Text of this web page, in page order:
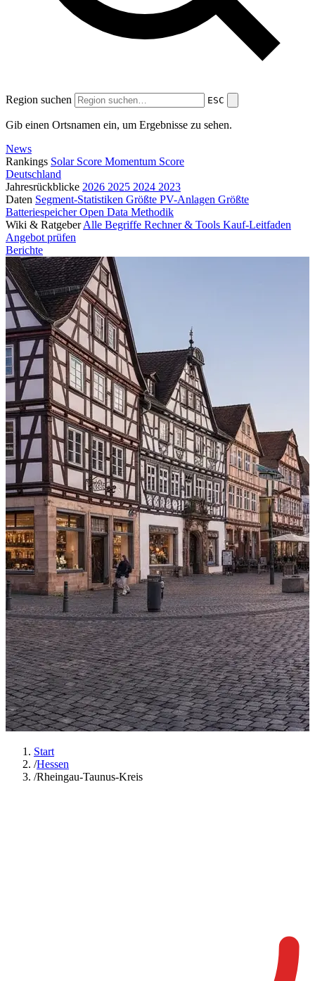
Region suchen ESC
Gib einen Ortsnamen ein, um Ergebnisse zu sehen.
News
Rankings Solar Score Momentum Score
Deutschland
Jahresrückblicke 2026 2025 2024 2023
Daten Segment-Statistiken Größte PV-Anlagen Größte
BatteriespeicherOpen Data Methodik
Wiki & Ratgeber Alle Begriffe Rechner & Tools Kauf-Leitfaden
Angebot prüfen
Berichte
Start
/Hessen
/Rheingau-Taunus-Kreis